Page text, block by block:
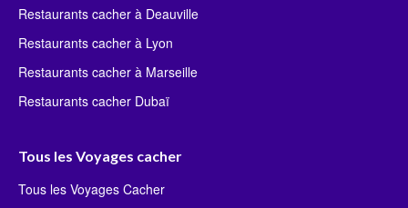
Restaurants cacher à Deauville
Restaurants cacher à Lyon
Restaurants cacher à Marseille
Restaurants cacher Dubaï
Tous les Voyages cacher
Tous les Voyages Cacher